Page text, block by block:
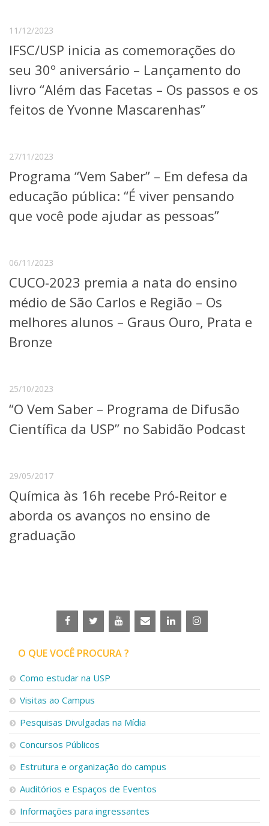
11/12/2023
IFSC/USP inicia as comemorações do
seu 30º aniversário – Lançamento do
livro “Além das Facetas – Os passos e os
feitos de Yvonne Mascarenhas”
27/11/2023
Programa “Vem Saber” – Em defesa da
educação pública: “É viver pensando
que você pode ajudar as pessoas”
06/11/2023
CUCO-2023 premia a nata do ensino
médio de São Carlos e Região – Os
melhores alunos – Graus Ouro, Prata e
Bronze
25/10/2023
“O Vem Saber – Programa de Difusão
Científica da USP” no Sabidão Podcast
29/05/2017
Química às 16h recebe Pró-Reitor e
aborda os avanços no ensino de
graduação
O QUE VOCÊ PROCURA ?
Como estudar na USP
Visitas ao Campus
Pesquisas Divulgadas na Mídia
Concursos Públicos
Estrutura e organização do campus
Auditórios e Espaços de Eventos
Informações para ingressantes